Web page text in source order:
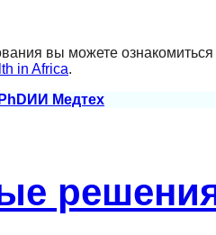
вы можете
in Africa.
ИИ Медтех